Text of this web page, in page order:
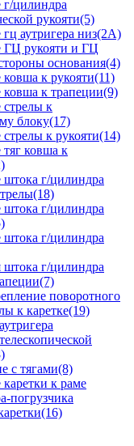
цилиндра
рукояти(5)
аутригера низ(2А)
ГЦ рукояти и ГЦ
основания(4)
к рукояти(11)
к трапеции(9)
к
блоку(17)
к рукояти(14)
ковша к
г/цилиндра
г/цилиндра
г/цилиндра
г/цилиндра
поворотного
к каретке(19)
с тягами(8)
к раме
погрузчика